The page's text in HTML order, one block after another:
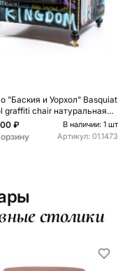
"Баския и Уорхол" Basquiat
graffiti chair натуральная
₽ В наличии: 1 шт
Артикул: 01.1473
столики